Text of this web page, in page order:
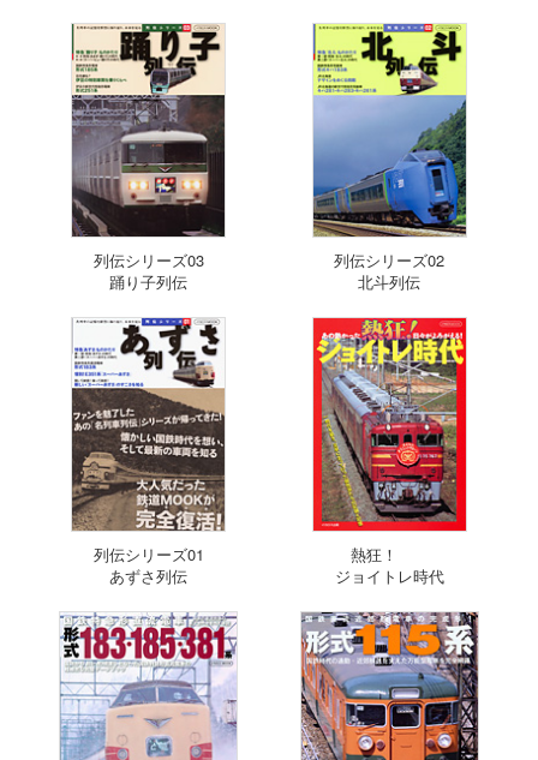
列伝シリーズ03
踊り子列伝
列伝シリーズ02
北斗列伝
列伝シリーズ01
あずさ列伝
熱狂！
ジョイトレ時代